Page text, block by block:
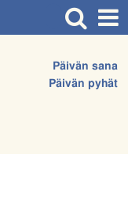
Päivän sana
Päivän pyhät